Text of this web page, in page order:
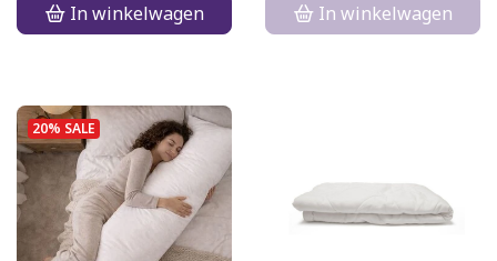
In winkelwagen In winkelwagen
20% SALE